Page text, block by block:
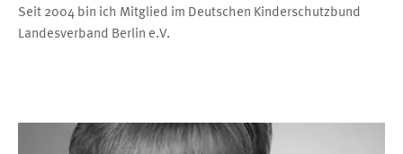
Seit 2004 bin ich Mitglied im Deutschen Kinderschutzbund
Landesverband Berlin e.V.